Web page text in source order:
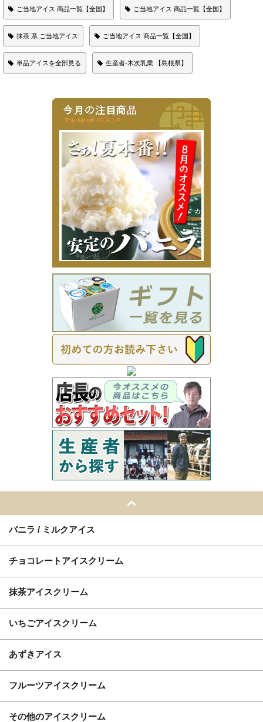
ご当地アイス 商品一覧【全国】 ご当地アイス 商品一覧【全国】
抹茶 系 ご当地アイス ご当地アイス 商品一覧【全国】
単品アイスを全部見る 生産者-木次乳業 【島根県】
バニラ / ミルクアイス
チョコレートアイスクリーム
抹茶アイスクリーム
いちごアイスクリーム
あずきアイス
フルーツアイスクリーム
その他のアイスクリーム